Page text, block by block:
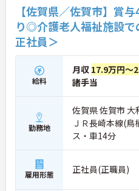
【佐賀県／佐賀市】賞
り◎介護老人福祉施設
正社員＞
給料
月収 17.9万円～
諸手当
勤務地
佐賀県 佐賀市
ＪＲ長崎本線(
ス・車14分
雇用形態 正社員(正職員)